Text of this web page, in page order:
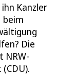
Kanzler
beim
Die
NRW-